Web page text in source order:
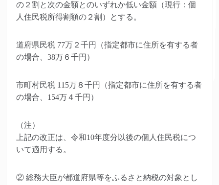
の２割と次の金額とのいずれか低い金額（現行：個
人住民税所得割額の２割）とする。
道府県民税 77万２千円（指定都市に住所を有する者
の場合、38万６千円）
市町村民税 115万８千円（指定都市に住所を有する者
の場合、154万４千円）
（注）
上記の改正は、令和10年度分以後の個人住民税につ
いて適用する。
② 総務大臣が都道府県等をふるさと納税の対象とし